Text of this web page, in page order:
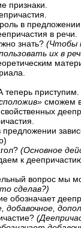
признаки.
в предложении.
в речи.
знать? (Чтобы
их в
теперь
сможем
предложении
(Основное
к
вопрос мы
сделав?)
обозначает
добавочное,